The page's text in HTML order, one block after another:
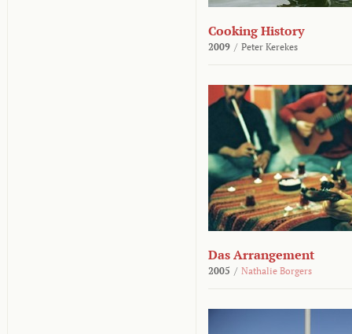
Cooking History
2009 / Peter Kerekes
Das Arrangement
2005 / Nathalie Borgers